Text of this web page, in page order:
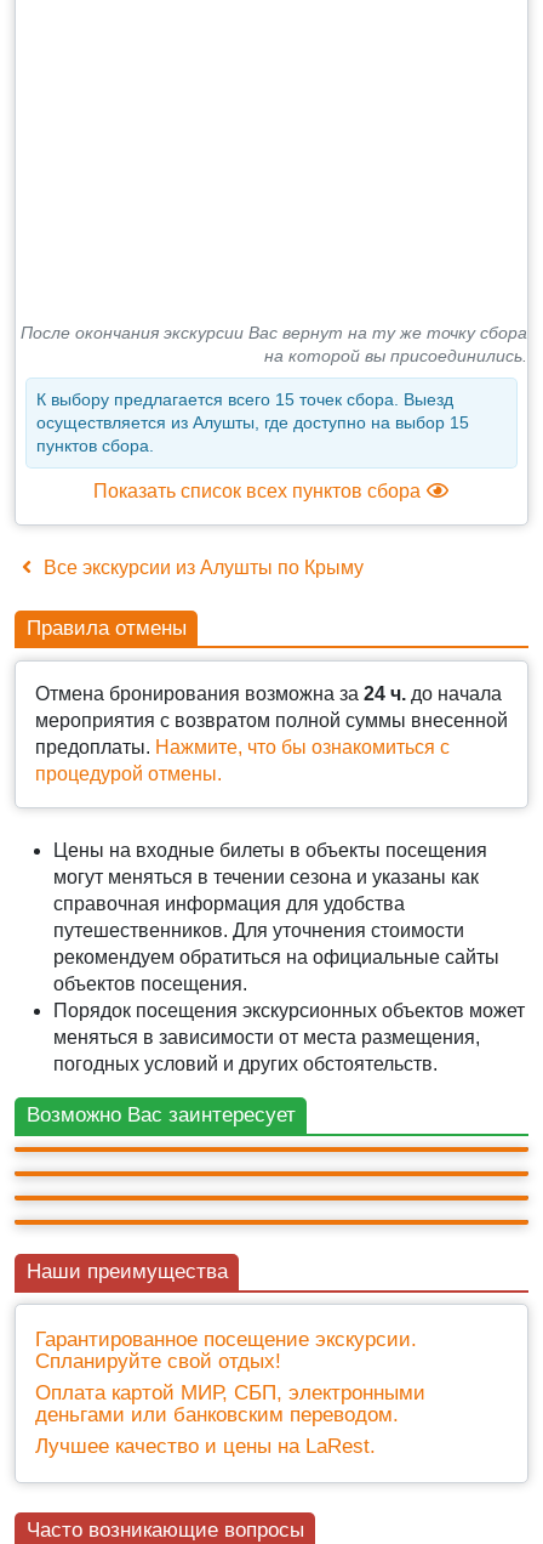
После окончания экскурсии Вас вернут на ту же точку сбора
на которой вы присоединились.
К выбору предлагается всего 15 точек сбора. Выезд
осуществляется из Алушты, где доступно на выбор 15
пунктов сбора.
Показать список всех пунктов сбора
Все экскурсии из Алушты по Крыму
Правила отмены
Отмена бронирования возможна за 24 ч. до начала
мероприятия с возвратом полной суммы внесенной
предоплаты. Нажмите, что бы ознакомиться с
процедурой отмены.
Цены на входные билеты в объекты посещения
могут меняться в течении сезона и указаны как
справочная информация для удобства
путешественников. Для уточнения стоимости
рекомендуем обратиться на официальные сайты
объектов посещения.
Порядок посещения экскурсионных объектов может
меняться в зависимости от места размещения,
погодных условий и других обстоятельств.
Возможно Вас заинтересует
АВТО-ПЕШЕХОДНАЯ
Жемчужины Южнобережья
+ билеты 200 ₽
10(6)
АВТО-ПЕШЕХОДНАЯ
Главные достопримечательности Южного
берега Крыма за один день
3 000 ₽
+ билеты 100 ₽ 12ч.
АВТО-ПЕШЕХОДНАЯ
Массандра: винзавод и дворец Александра III
2 000 ₽
АВТО-ПЕШЕХОДНАЯ
Воронцовский дворец - Ласточкино гнездо -
Наши преимущества
Гарантированное посещение экскурсии.
Спланируйте свой отдых!
Оплата картой МИР, СБП, электронными
деньгами или банковским переводом.
Лучшее качество и цены на LaRest.
Часто возникающие вопросы